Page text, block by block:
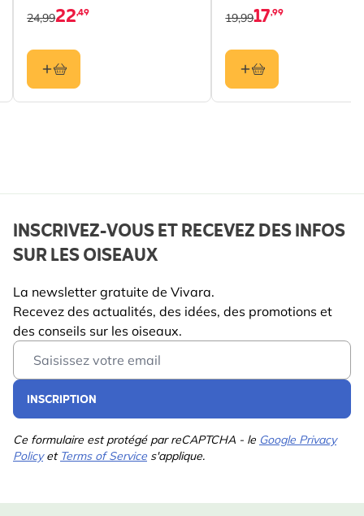
22,49
24,99 17,99
19,99
INSCRIVEZ-VOUS ET RECEVEZ DES INFOS
SUR LES OISEAUX
La newsletter gratuite de Vivara.
Recevez des actualités, des idées, des promotions et
des conseils sur les oiseaux.
Email Address
INSCRIPTION
Ce formulaire est protégé par reCAPTCHA - le Google Privacy
Policyet Terms of Service s'applique.